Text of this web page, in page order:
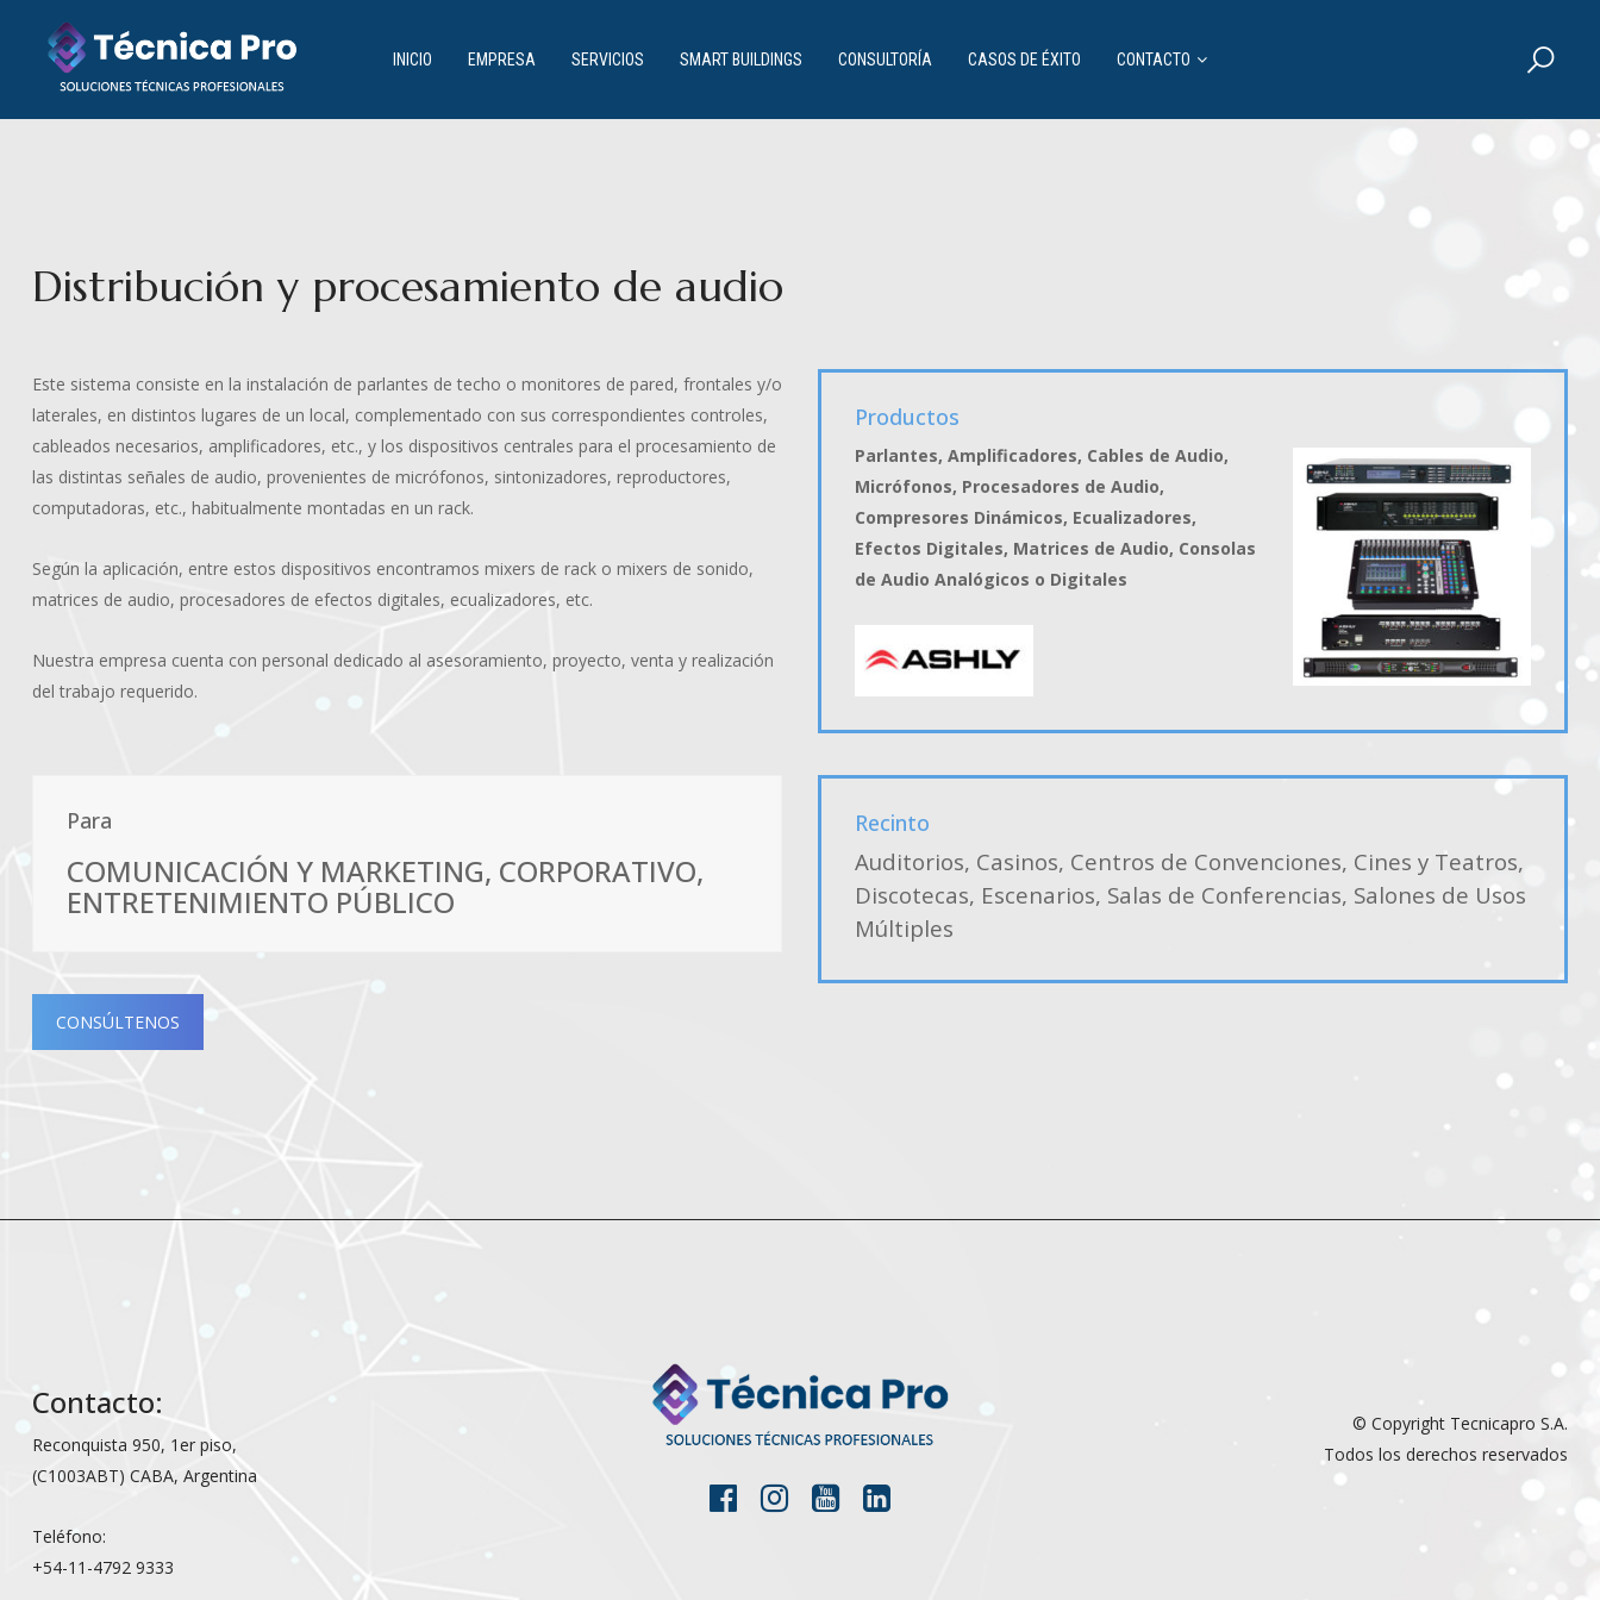
INICIO EMPRESA SERVICIOS SMART BUILDINGS CONSULTORÍA CASOS DE ÉXITO CONTACTO
SERVICIOS
Distribución y procesamiento de audio
Este sistema consiste en la instalación de parlantes de techo o monitores de pared, frontales y/o
laterales, en distintos lugares de un local, complementado con sus correspondientes controles,
cableados necesarios, amplificadores, etc., y los dispositivos centrales para el procesamiento de
las distintas señales de audio, provenientes de micrófonos, sintonizadores, reproductores,
computadoras, etc., habitualmente montadas en un rack.
Según la aplicación, entre estos dispositivos encontramos mixers de rack o mixers de sonido,
matrices de audio, procesadores de efectos digitales, ecualizadores, etc.
Nuestra empresa cuenta con personal dedicado al asesoramiento, proyecto, venta y realización
del trabajo requerido.
Productos
Parlantes, Amplificadores, Cables de Audio,
Micrófonos, Procesadores de Audio,
Compresores Dinámicos, Ecualizadores,
Efectos Digitales, Matrices de Audio, Consolas
de Audio Analógicos o Digitales
Para
COMUNICACIÓN Y MARKETING, CORPORATIVO,
ENTRETENIMIENTO PÚBLICO
CONSÚLTENOS
Recinto
Auditorios, Casinos, Centros de Convenciones, Cines y Teatros,
Discotecas, Escenarios, Salas de Conferencias, Salones de Usos
Múltiples
Contacto:
Reconquista 950, 1er piso,
(C1003ABT) CABA, Argentina
Teléfono:
+54-11-4792 9333
© Copyright Tecnicapro S.A.
Todos los derechos reservados